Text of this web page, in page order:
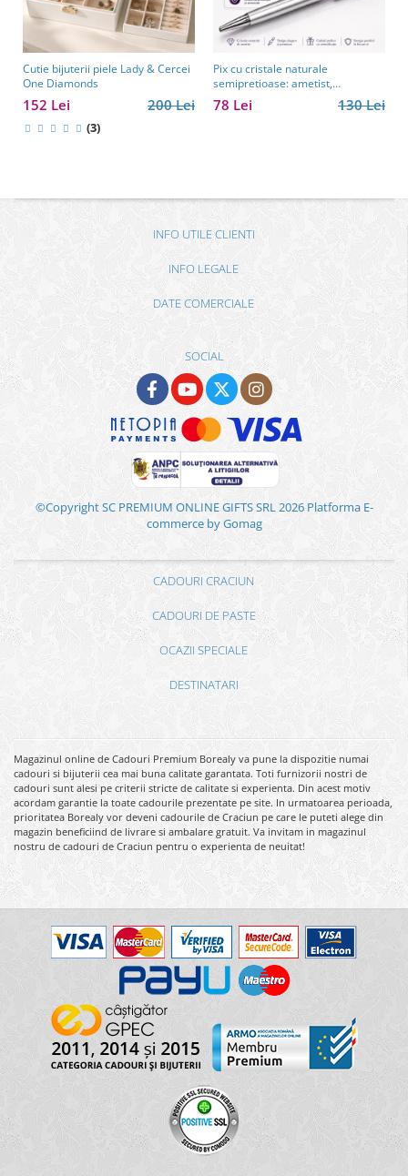
Cutie bijuterii piele Lady & Cercei
One Diamonds
200 Lei
152 Lei
(3)
Pix cu cristale naturale
semipretioase: ametist,
aventurin, lapis lazuli, ochi de
tigru, citrin și cuarț roz
130 Lei
78 Lei
INFO UTILE CLIENTI
INFO LEGALE
DATE COMERCIALE
SOCIAL
©Copyright SC PREMIUM ONLINE GIFTS SRL 2026 Platforma E-
commerce by Gomag
CADOURI CRACIUN
CADOURI DE PASTE
OCAZII SPECIALE
DESTINATARI
Magazinul online de Cadouri Premium Borealy va pune la dispozitie numai
cadouri si bijuterii cea mai buna calitate garantata. Toti furnizorii nostri de
cadouri sunt alesi pe criterii stricte de calitate si experienta. Din acest motiv
acordam garantie la toate cadourile prezentate pe site. In urmatoarea perioada,
prioritatea Borealy vor deveni cadourile de Craciun pe care le puteti alege din
magazin beneficiind de livrare si ambalare gratuit. Va invitam in magazinul
nostru de cadouri de Craciun pentru o experienta de neuitat!